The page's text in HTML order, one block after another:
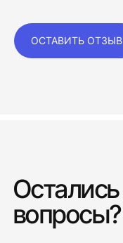
ОСТАВИТЬ ОТЗЫВ
Остались
вопросы?